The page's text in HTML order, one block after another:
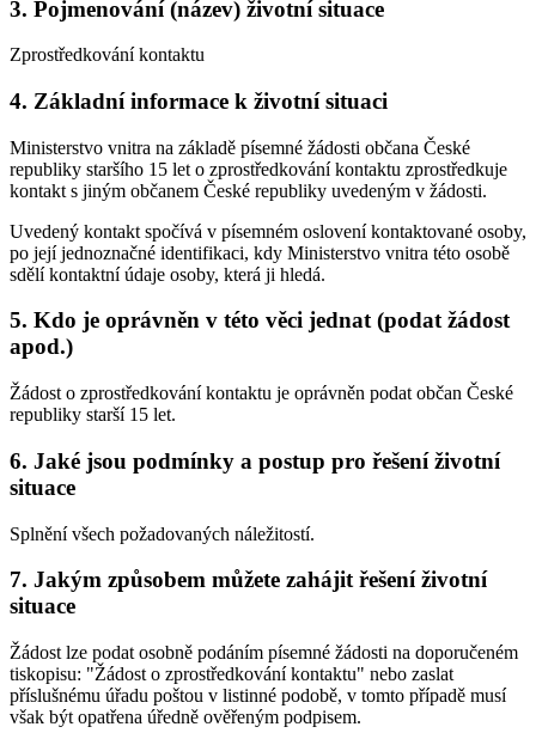
3. Pojmenování (název) životní situace
Zprostředkování kontaktu
4. Základní informace k životní situaci
Ministerstvo vnitra na základě písemné žádosti občana České
republiky staršího 15 let o zprostředkování kontaktu zprostředkuje
kontakt s jiným občanem České republiky uvedeným v žádosti.
Uvedený kontakt spočívá v písemném oslovení kontaktované osoby,
po její jednoznačné identifikaci, kdy Ministerstvo vnitra této osobě
sdělí kontaktní údaje osoby, která ji hledá.
5. Kdo je oprávněn v této věci jednat (podat žádost
apod.)
Žádost o zprostředkování kontaktu je oprávněn podat občan České
republiky starší 15 let.
6. Jaké jsou podmínky a postup pro řešení životní
situace
Splnění všech požadovaných náležitostí.
7. Jakým způsobem můžete zahájit řešení životní
situace
Žádost lze podat osobně podáním písemné žádosti na doporučeném
tiskopisu: "Žádost o zprostředkování kontaktu" nebo zaslat
příslušnému úřadu poštou v listinné podobě, v tomto případě musí
však být opatřena úředně ověřeným podpisem.